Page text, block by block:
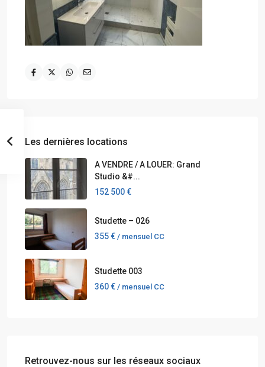
Les dernières locations
A VENDRE / A LOUER: Grand
Studio &#...
152 500 €
Studette – 026
355 € / mensuel CC
Studette 003
360 € / mensuel CC
Retrouvez-nous sur les réseaux sociaux